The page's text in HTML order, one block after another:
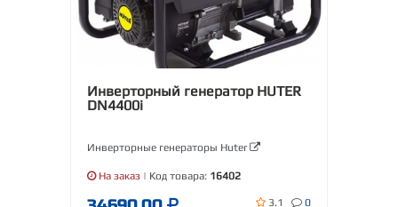
Инверторный генератор HUTER
DN4400i
Инверторные генераторы Huter
На заказ | Код товара: 16402
3.1 0